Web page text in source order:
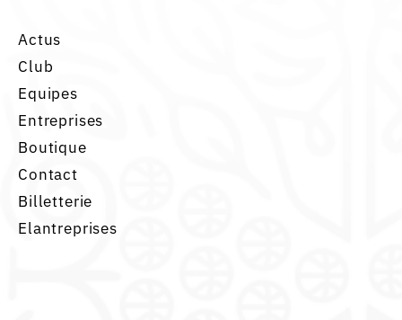
Actus
Club
Equipes
Entreprises
Boutique
Contact
Billetterie
Elantreprises